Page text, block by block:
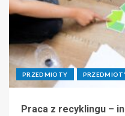
PRZEDMIOTY
Praca z recyklingu –